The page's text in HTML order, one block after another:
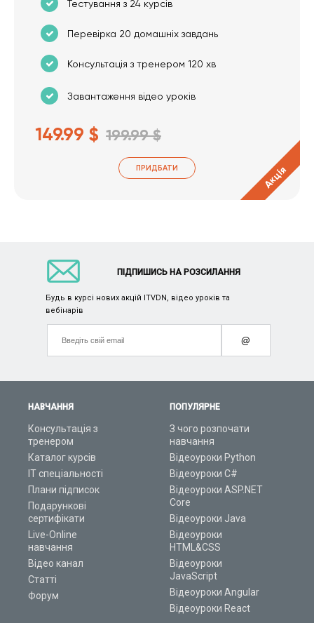
Тестування з 24 курсів
Перевірка 20 домашніх завдань
Консультація з тренером 120 хв
Завантаження відео уроків
149.99 $ 199.99 $
ПРИДБАТИ Акція
НАВЧАННЯ
Консультація з
тренером
Каталог курсів
ІТ спеціальності
Плани підписок
Подарункові
сертифікати
Live-Online
навчання
Відео канал
Статті
Форум
ПОПУЛЯРНЕ
З чого розпочати
навчання
Відеоуроки Python
Відеоуроки C#
Відеоуроки ASP.NET
Core
Відеоуроки Java
Відеоуроки
HTML&CSS
Відеоуроки
JavaScript
Відеоуроки Angular
Відеоуроки React
ПІДПИШИСЬ НА РОЗСИЛАННЯ
Будь в курсі нових акцій ITVDN, відео уроків та
вебінарів
@